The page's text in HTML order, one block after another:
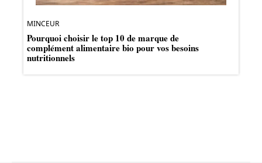
MINCEUR
Pourquoi choisir le top 10 de marque de
complément alimentaire bio pour vos besoins
nutritionnels